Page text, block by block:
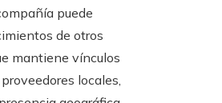
puede
de otros
mantiene vínculos
locales,